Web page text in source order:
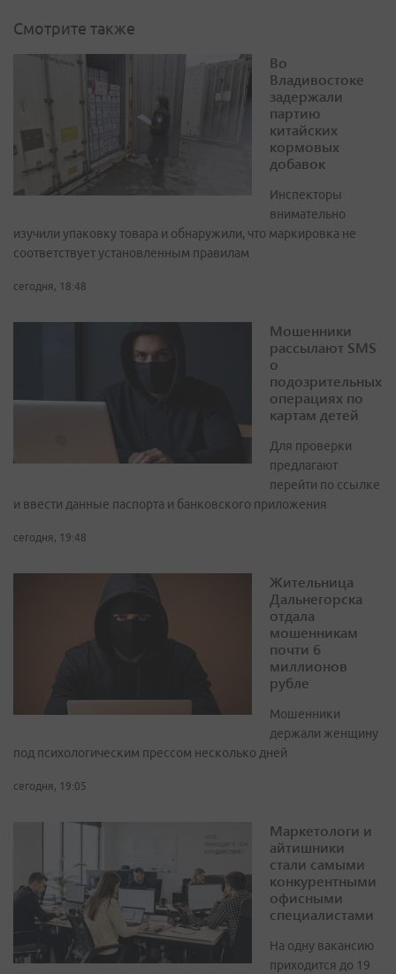
Смотрите также
Во
Владивостоке
задержали
партию
китайских
кормовых
добавок
Инспекторы
внимательно
изучили упаковку товара и обнаружили, что маркировка не
соответствует установленным правилам
сегодня, 18:48
Мошенники
рассылают SMS
о
подозрительных
операциях по
картам детей
Для проверки
предлагают
перейти по ссылке
и ввести данные паспорта и банковского приложения
сегодня, 19:48
Жительница
Дальнегорска
отдала
мошенникам
почти 6
миллионов
рубле
Мошенники
держали женщину
под психологическим прессом несколько дней
сегодня, 19:05
Маркетологи и
айтишники
стали самыми
конкурентными
офисными
специалистами
На одну вакансию
приходится до 19